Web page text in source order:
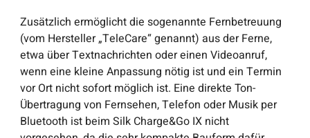
Zusätzlich ermöglicht die sogenannte Fernbetreuung
(vom Hersteller „TeleCare“ genannt) aus der Ferne,
etwa über Textnachrichten oder einen Videoanruf,
wenn eine kleine Anpassung nötig ist und ein Termin
vor Ort nicht sofort möglich ist. Eine direkte Ton-
Übertragung von Fernsehen, Telefon oder Musik per
Bluetooth ist beim Silk Charge&Go IX nicht